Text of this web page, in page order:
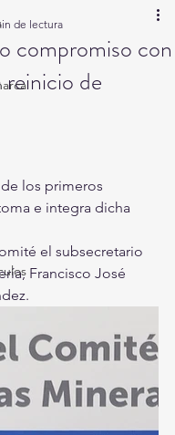
compromiso con
reinicio de
de lectura
e integra dicha
Francisco José